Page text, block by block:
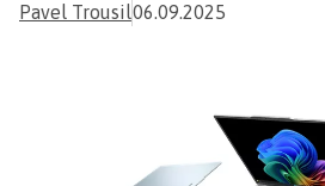
Pavel Trousil06.09.2025